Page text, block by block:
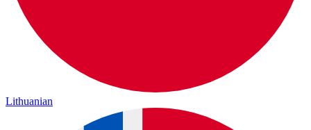
Lithuanian